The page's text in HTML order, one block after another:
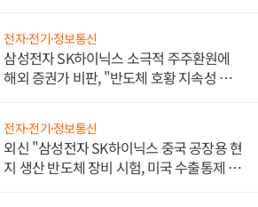
전자·전기·정보통신
삼성전자 SK하이닉스 소극적 주주환원에
해외 증권가 비판, "반도체 호황 지속성 의
전자·전기·정보통신
외신 "삼성전자 SK하이닉스 중국 공장용 현
지 생산 반도체 장비 시험, 미국 수출통제 대